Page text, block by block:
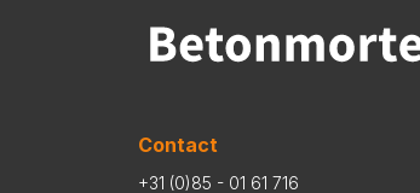
Contact
+31 (0)85 - 01 61 716